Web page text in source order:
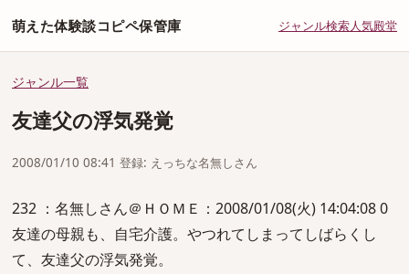
萌えた体験談コピペ保管庫 ジャンル検索人気殿堂
ジャンル一覧
友達父の浮気発覚
2008/01/10 08:41 登録: えっちな名無しさん
232 ：名無しさん＠ＨＯＭＥ：2008/01/08(火) 14:04:08 0
友達の母親も、自宅介護。やつれてしまってしばらくし
て、友達父の浮気発覚。